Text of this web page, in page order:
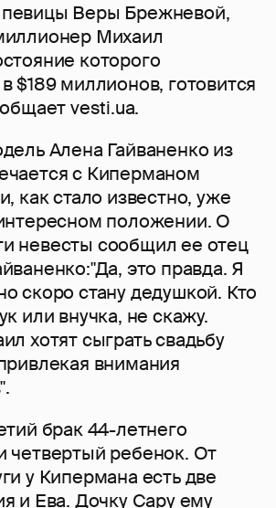
Веры Брежневой,
Михаил
которого
$189 миллионов, готовится
vesti.ua.
Алена Гайваненко из
с Киперманом
как стало известно, уже
положении. О
невесты сообщил ее отец
это правда. Я
скоро стану дедушкой. Кто
или внучка, не скажу.
хотят сыграть свадьбу
внимания
брак 44-летнего
четвертый ребенок. От
у Кипермана есть две
и Ева. Дочку Сару ему